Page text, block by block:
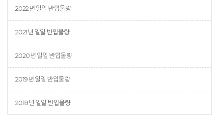
2022년 일일 반입물량
2021년 일일 반입물량
2020년 일일 반입물량
2019년 일일 반입물량
2018년 일일 반입물량